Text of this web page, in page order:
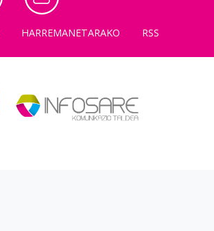
HARREMANETARAKO RSS